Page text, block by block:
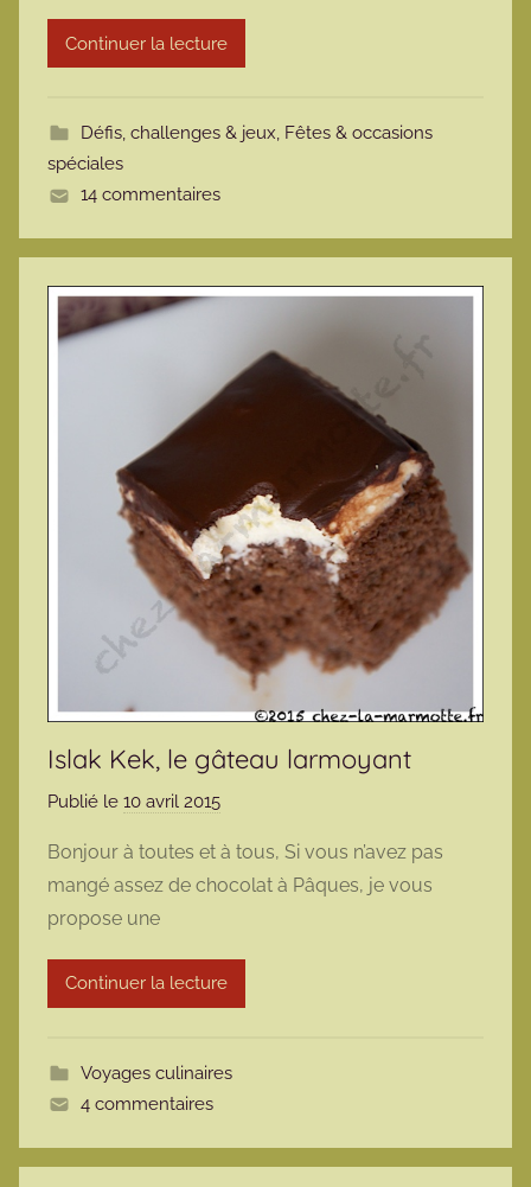
t
Continuer la lecture
Défis, challenges & jeux, Fêtes & occasions
spéciales
14 commentaires
Islak Kek, le gâteau larmoyant
Publié le 10 avril 2015
r
m
r
m
t
Bonjour à toutes et à tous, Si vous n’avez pas
mangé assez de chocolat à Pâques, je vous
propose une
Continuer la lecture
Voyages culinaires
4 commentaires